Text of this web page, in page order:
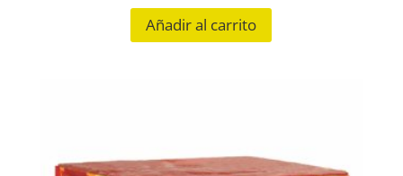
Añadir al carrito